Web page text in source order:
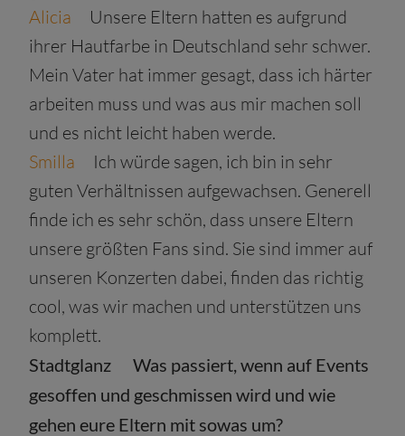
Alicia Unsere Eltern hatten es aufgrund
ihrer Hautfarbe in Deutschland sehr schwer.
Mein Vater hat immer gesagt, dass ich härter
arbeiten muss und was aus mir machen soll
und es nicht leicht haben werde.
Smilla Ich würde sagen, ich bin in sehr
guten Verhältnissen aufgewachsen. Generell
finde ich es sehr schön, dass unsere Eltern
unsere größten Fans sind. Sie sind immer auf
unseren Konzerten dabei, finden das richtig
cool, was wir machen und unterstützen uns
komplett.
Stadtglanz
Was passiert, wenn auf Events
gesoffen und geschmissen wird und wie
gehen eure Eltern mit sowas um?